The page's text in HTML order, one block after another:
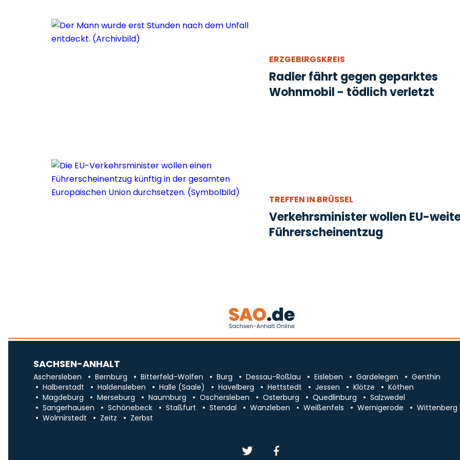
ERZGEBIRGSKREIS
Radler fährt gegen geparktes
Wohnmobil - tödlich verletzt
TREFFEN IN BRÜSSEL
Verkehrsminister wollen EU-
Führerscheinentzug
SACHSEN-ANHALT
Aschersleben Bernburg Bitterfeld-Wolfen Burg Dessau-Roßlau Eisleben Gardelegen
Genthin
Halberstadt
Haldensleben Halle (Saale) Havelberg Hettstedt Jessen Klötze
Köthen
Magdeburg
Merseburg Naumburg Oschersleben Osterburg Quedlinburg
Salzwedel
Sangerhausen
Schönebeck Staßfurt Stendal Wanzleben Weißenfels Wernigerode
Wittenberg
Wolmirstedt
Zeitz Zerbst